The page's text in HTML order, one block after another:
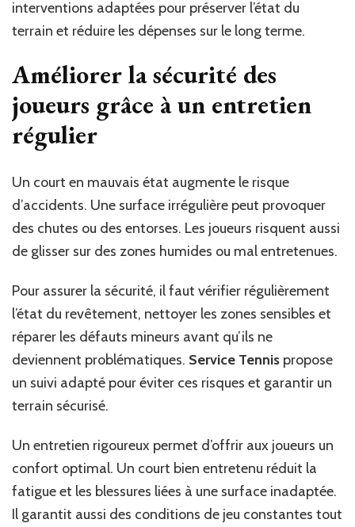
interventions adaptées pour préserver l’état du
terrain et réduire les dépenses sur le long terme.
Améliorer la sécurité des
joueurs grâce à un entretien
régulier
Un court en mauvais état augmente le risque
d’accidents. Une surface irrégulière peut provoquer
des chutes ou des entorses. Les joueurs risquent aussi
de glisser sur des zones humides ou mal entretenues.
Pour assurer la sécurité, il faut vérifier régulièrement
l’état du revêtement, nettoyer les zones sensibles et
réparer les défauts mineurs avant qu’ils ne
deviennent problématiques. Service Tennis propose
un suivi adapté pour éviter ces risques et garantir un
terrain sécurisé.
Un entretien rigoureux permet d’offrir aux joueurs un
confort optimal. Un court bien entretenu réduit la
fatigue et les blessures liées à une surface inadaptée.
Il garantit aussi des conditions de jeu constantes tout